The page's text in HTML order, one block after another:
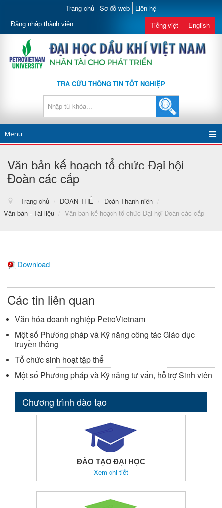
Trang chủ Sơ đồ web Liên hệ
Đăng nhập thành viên Tiếng việt English
TRA CỨU THÔNG TIN TỐT NGHIỆP
Menu
Văn bản kế hoạch tổ chức Đại hội
Đoàn các cấp
Trang chủ / ĐOÀN THỂ / Đoàn Thanh niên
/
Văn bản - Tài liệu / Văn bản kế hoạch tổ chức Đại hội Đoàn các cấp
Download
Các tin liên quan
Văn hóa doanh nghiệp PetroVietnam
Một số Phương pháp và Kỹ năng công tác Giáo dục
truyền thông
Tổ chức sinh hoạt tập thể
Một số Phương pháp và Kỹ năng tư vấn, hỗ trợ Sinh viên
Chương trình đào tạo
ĐÀO TẠO ĐẠI HỌC
Xem chi tiết